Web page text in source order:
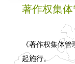
著作权集体
《著作权集体
起施行。